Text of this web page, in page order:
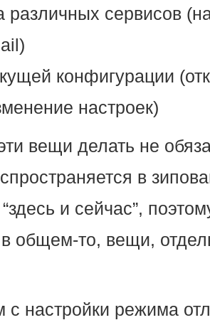
различных сервисов
конфигурации
настроек)
вещи делать не
в
и сейчас”,
общем-то, вещи,
с настройки режима